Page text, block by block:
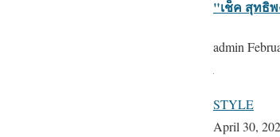
"เช็ค สุทธิ
admin
STYLE
April 30,